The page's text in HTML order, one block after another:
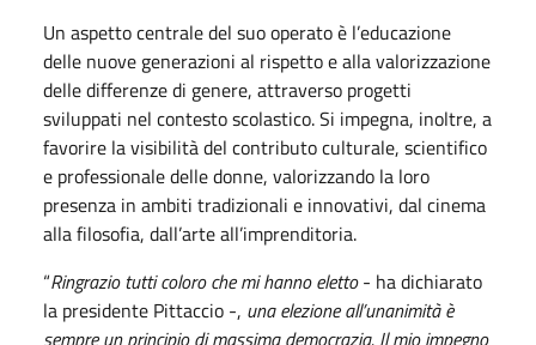
Un aspetto centrale del suo operato è l’educazione
delle nuove generazioni al rispetto e alla valorizzazione
delle differenze di genere, attraverso progetti
sviluppati nel contesto scolastico. Si impegna, inoltre, a
favorire la visibilità del contributo culturale, scientifico
e professionale delle donne, valorizzando la loro
presenza in ambiti tradizionali e innovativi, dal cinema
alla filosofia, dall’arte all’imprenditoria.
“Ringrazio tutti coloro che mi hanno eletto- ha dichiarato
la presidente Pittaccio -, una elezione all’unanimità è
sempre un principio di massima democrazia. Il mio impegno